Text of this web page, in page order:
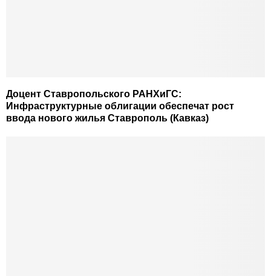
Доцент Ставропольского РАНХиГС:
Инфраструктурные облигации обеспечат рост
ввода нового жилья Ставрополь (Кавказ)